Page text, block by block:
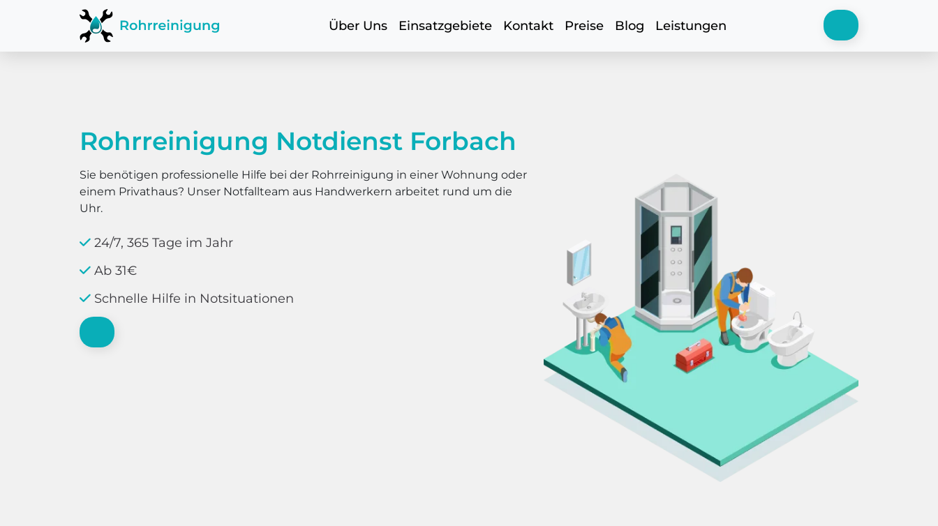
Über Uns Einsatzgebiete Kontakt Preise Blog Leistungen
Rohrreinigung Notdienst Forbach
Sie benötigen professionelle Hilfe bei der Rohrreinigung in einer Wohnung oder
einem Privathaus? Unser Notfallteam aus Handwerkern arbeitet rund um die
Uhr.
24/7, 365 Tage im Jahr
Ab 31€
Schnelle Hilfe in Notsituationen